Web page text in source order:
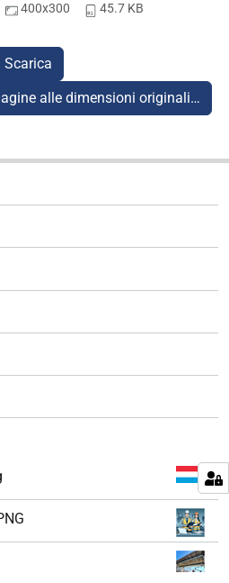
400x300 45.7 KB
Scarica
alle dimensioni originali…